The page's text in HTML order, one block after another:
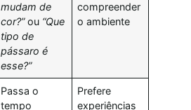
mudam de
cor?”ou “Que
tipo de
pássaro é
esse?”
compreender
o ambiente
Passa o
tempo
Prefere
experiências